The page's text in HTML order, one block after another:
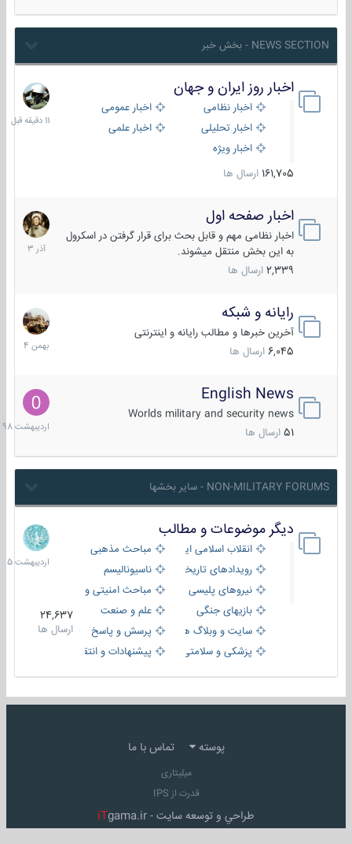
NEWS SECTION - بخش خبر
اخبار روز ایران و جهان
اخبار نظامی
اخبار عمومی
اخبار تحلیلی
اخبار علمی
اخبار ویژه
161,705 ارسال ها
11
دقیقه
قبل
اخبار صفحه اول
اخبار نظامی مهم و قابل بحث برای قرار گرفتن در اسکرول
به این بخش منتقل میشوند.
2,339 ارسال ها
7
آذر
1403
رایانه و شبکه
آخرین خبرها و مطالب رایانه و اینترنتی
6,045 ارسال ها
30
بهمن
1404
English News
Worlds military and security news
51 ارسال ها
10
1398
NON-MILITARY FORUMS - سایر بخشها
دیگر موضوعات و مطالب
انقلاب اسلامی ایران
مباحث مذهبی
رویدادهای تاریخی و مذهبیناسیونالیسم
نیروهای پلیسی
مباحث امنیتی و اطلاعاتی
بازیهای جنگی
علم و صنعت
سایت و وبلاگ ها
پرسش و پاسخ
پزشکی و سلامتی
پیشنهادات و انتقادات
24,637
ارسال ها
8
1405
پوسته تماس با ما
میلیتاری
قدرت از IPS
طراحي و توسعه سايت - iTgama.ir